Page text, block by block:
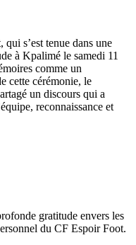
s’est tenue dans une
à Kpalimé le samedi 11
comme un
cette cérémonie, le
un discours qui a
reconnaissance et
gratitude envers les
du CF Espoir Foot.